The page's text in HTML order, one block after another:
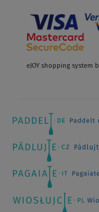
eJOY shopping system